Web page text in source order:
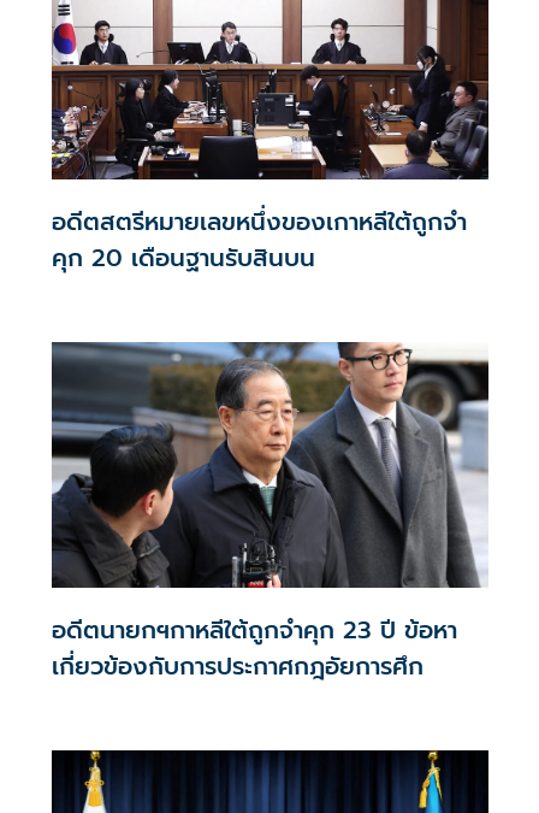
อดีตสตรีหมายเลขหนึ่งของเกาหลีใต้ถูกจำ
คุก 20 เดือนฐานรับสินบน
อดีตนายกฯกาหลีใต้ถูกจำคุก 23 ปี ข้อหา
เกี่ยวข้องกับการประกาศกฎอัยการศึก